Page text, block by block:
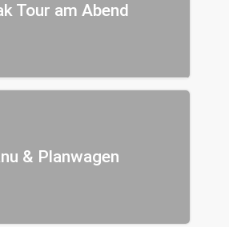
Tour am Abend
& Planwagen